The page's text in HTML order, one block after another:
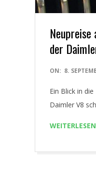
der
2016-
08
ON: 8.
Ein Blick in
Daimler V8